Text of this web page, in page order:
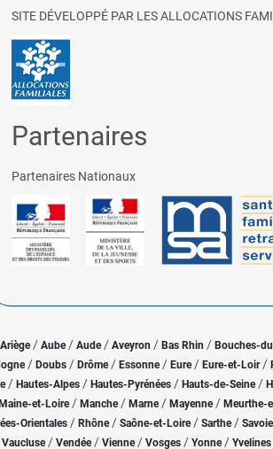
SITE DÉVELOPPÉ PAR LES ALLOCATIONS
Partenaires
Partenaires Nationaux
Ariège/ Aube/ Aude / Aveyron / Bas Rhin / Bouches-
/ Doubs / Drôme/ Essonne / Eure/ Eure-et-Loir /
/ Hautes-Alpes / Hautes-Pyrénées / Hauts-de-Seine/
Maine-et-Loire/ Manche/ Marne/ Mayenne/ Meurthe-
Orientales / Rhône/ Saône-et-Loire/ Sarthe/ Savoie
Vaucluse/ Vendée/ Vienne/ Vosges / Yonne/ Yvelines